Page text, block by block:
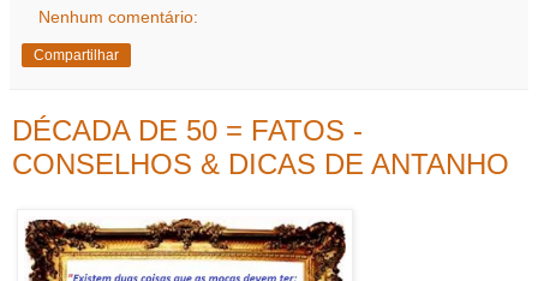
Nenhum comentário:
Compartilhar
DÉCADA DE 50 = FATOS -
CONSELHOS & DICAS DE ANTANHO